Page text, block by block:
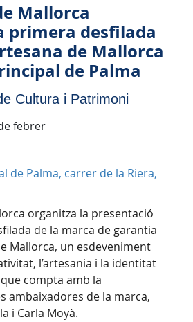
Mallorca
primera desfilada
de Mallorca
de Palma
Cultura i Patrimoni
febrer
de Palma, carrer de la Riera,
organitza la presentació
de la marca de garantia
Mallorca, un esdeveniment
l’artesania i la identitat
compta amb la
ambaixadores de la marca,
i Carla Moyà.